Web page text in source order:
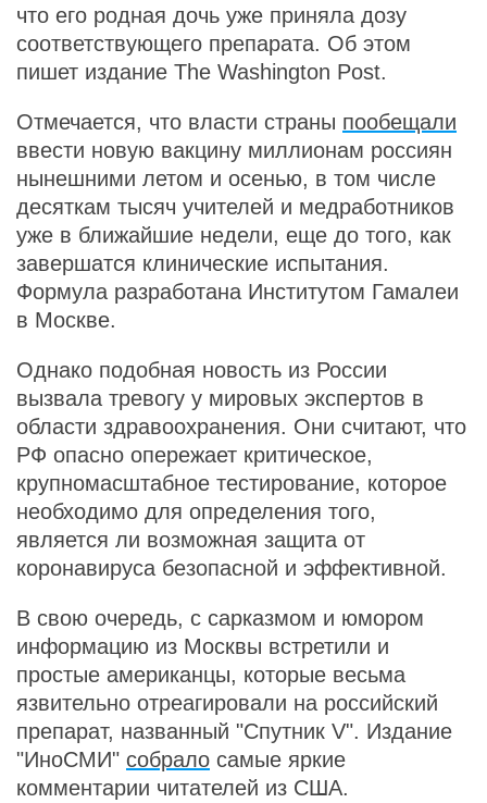
что его родная дочь уже приняла дозу
соответствующего препарата. Об этом
пишет издание The Washington Post.
Отмечается, что власти страны пообещали
ввести новую вакцину миллионам россиян
нынешними летом и осенью, в том числе
десяткам тысяч учителей и медработников
уже в ближайшие недели, еще до того, как
завершатся клинические испытания.
Формула разработана Институтом Гамалеи
в Москве.
Однако подобная новость из России
вызвала тревогу у мировых экспертов в
области здравоохранения. Они считают, что
РФ опасно опережает критическое,
крупномасштабное тестирование, которое
необходимо для определения того,
является ли возможная защита от
коронавируса безопасной и эффективной.
В свою очередь, с сарказмом и юмором
информацию из Москвы встретили и
простые американцы, которые весьма
язвительно отреагировали на российский
препарат, названный "Спутник V". Издание
"ИноСМИ" собрало самые яркие
комментарии читателей из США.